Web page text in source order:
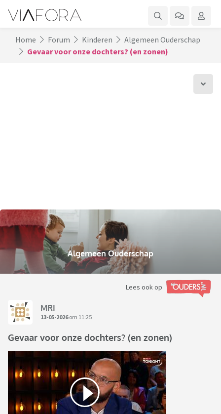
Home Forum Kinderen
Algemeen Ouderschap
Gevaar voor onze dochters? (en zonen)
Algemeen Ouderschap
Lees ook op
MRI
13-05-2026om 11:25
Gevaar voor onze dochters? (en zonen)